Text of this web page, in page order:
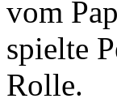
vom
spielte
Rolle.